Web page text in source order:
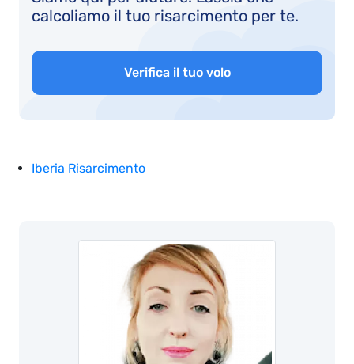
calcoliamo il tuo risarcimento per te.
Verifica il tuo volo
Iberia Risarcimento